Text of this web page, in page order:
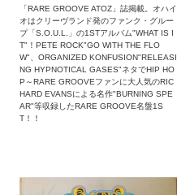
「RARE GROOVE ATOZ」誌掲載。オハイ
オはクリーヴランド発のファンク・グルー
プ「S.O.U.L.」の1STアルバム"WHAT IS I
T"！PETE ROCK"GO WITH THE FLO
W"、ORGANIZED KONFUSION"RELEASI
NG HYPNOTICAL GASES"ネタでHIP HO
P～RARE GROOVEファンに大人気のRIC
HARD EVANSによる名作"BURNING SPE
AR"等収録したRARE GROOVE名盤1S
T！！